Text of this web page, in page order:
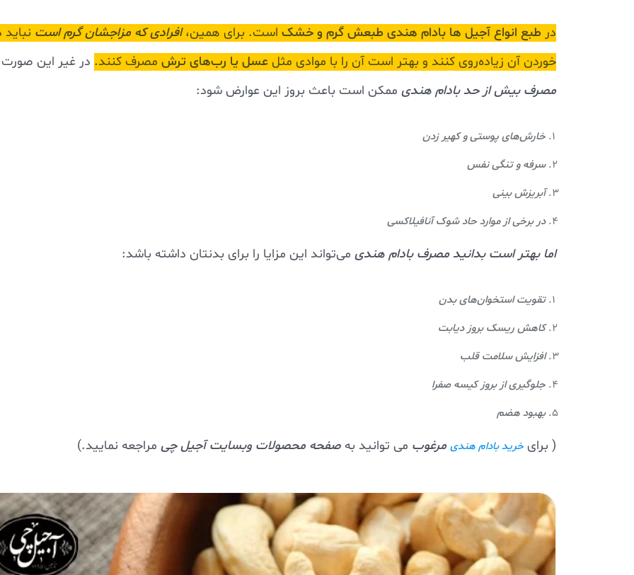
در طبع انواع آجیل ها بادام هندی طبعش گرم و خشک است. برای همین،افرادی که مزاجشان گرم است نباید
خوردن آن زیاده‌روی کنند و بهتر است آن را با موادی مثل عسل یا رب‌های ترش مصرف کنند. در غیر این
مصرف بیش از حد بادام هندی ممکن است باعث بروز این عوارض شود:
خارش‌های پوستی و کهیر زدن
سرفه و تنگی نفس
آبریزش بینی
در برخی از موارد حاد شوک آنافیلاکسی
اما بهتر است بدانید مصرف بادام هندی می‌تواند این مزایا را برای بدنتان داشته باشد:
تقویت استخوان‌های بدن
کاهش ریسک بروز دیابت
افزایش سلامت قلب
جلوگیری از بروز کیسه صفرا
بهبود هضم
( برای خرید بادام هندی مرغوب می توانید به صفحه محصولات وبسایت آجیل چی مراجعه نمایید.)